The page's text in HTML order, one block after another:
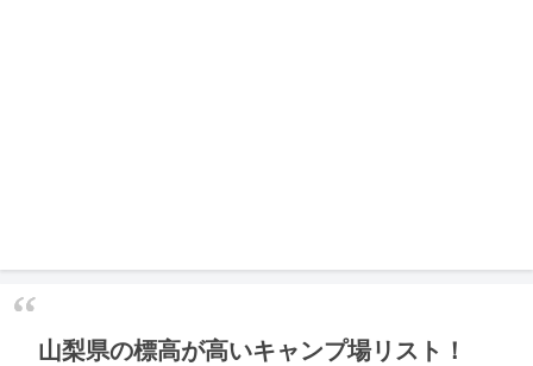
山梨県の標高が高いキャンプ場リスト！